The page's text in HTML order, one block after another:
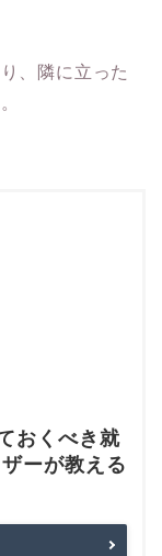
、隣に立った
おくべき就
ーが教える